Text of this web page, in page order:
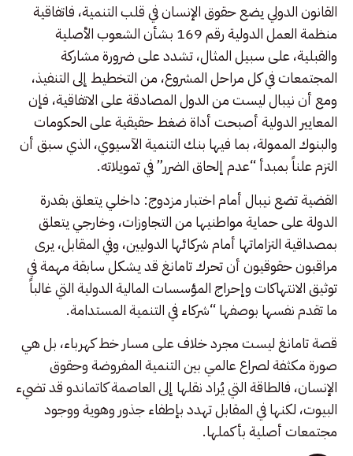
القانون الدولي يضع حقوق الإنسان في قلب التنمية، فاتفاقية
منظمة العمل الدولية رقم 169 بشأن الشعوب الأصلية
والقبلية، على سبيل المثال، تشدد على ضرورة مشاركة
المجتمعات في كل مراحل المشروع، من التخطيط إلى التنفيذ،
ومع أن نيبال ليست من الدول المصادقة على الاتفاقية، فإن
المعايير الدولية أصبحت أداة ضغط حقيقية على الحكومات
والبنوك الممولة، بما فيها بنك التنمية الآسيوي، الذي سبق أن
التزم علناً بمبدأ “عدم إلحاق الضرر” في تمويلاته.
القضية تضع نيبال أمام اختبار مزدوج: داخلي يتعلق بقدرة
الدولة على حماية مواطنيها من التجاوزات، وخارجي يتعلق
بمصداقية التزاماتها أمام شركائها الدوليين، وفي المقابل، يرى
مراقبون حقوقيون أن تحرك تامانغ قد يشكل سابقة مهمة في
توثيق الانتهاكات وإحراج المؤسسات المالية الدولية التي غالباً
ما تقدم نفسها بوصفها “شركاء في التنمية المستدامة.
قصة تامانغ ليست مجرد خلاف على مسار خط كهرباء، بل هي
صورة مكثفة لصراع عالمي بين التنمية المفروضة وحقوق
الإنسان، فالطاقة التي يُراد نقلها إلى العاصمة كاتماندو قد تضيء
البيوت، لكنها في المقابل تهدد بإطفاء جذور وهوية ووجود
مجتمعات أصلية بأكملها.